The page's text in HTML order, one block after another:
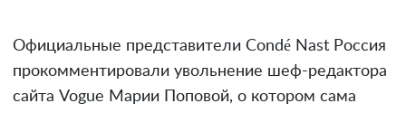
Официальные представители Condé Nast Россия
прокомментировали увольнение шеф-редактора
сайта Vogue Марии Поповой, о котором сама